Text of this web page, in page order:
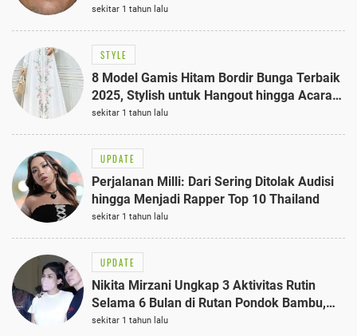
sekitar 1 tahun lalu
STYLE
8 Model Gamis Hitam Bordir Bunga Terbaik
2025, Stylish untuk Hangout hingga Acara
Semi-Formal
sekitar 1 tahun lalu
UPDATE
Perjalanan Milli: Dari Sering Ditolak Audisi
hingga Menjadi Rapper Top 10 Thailand
sekitar 1 tahun lalu
UPDATE
Nikita Mirzani Ungkap 3 Aktivitas Rutin
Selama 6 Bulan di Rutan Pondok Bambu,
Terungkap!
sekitar 1 tahun lalu